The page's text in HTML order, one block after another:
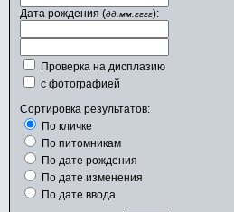
Дата рождения (дд.мм.гггг):
Проверка на дисплазию
с фотографией
Сортировка результатов:
По кличке
По питомникам
По дате рождения
По дате изменения
По дате ввода